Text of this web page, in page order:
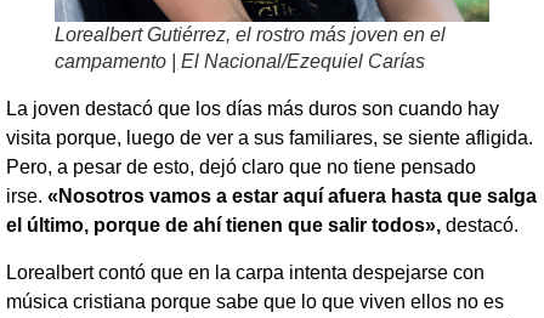
Lorealbert Gutiérrez, el rostro más joven en el
campamento | El Nacional/Ezequiel Carías
La joven destacó que los días más duros son cuando hay
visita porque, luego de ver a sus familiares, se siente afligida.
Pero, a pesar de esto, dejó claro que no tiene pensado
irse. «Nosotros vamos a estar aquí afuera hasta que salga
el último, porque de ahí tienen que salir todos», destacó.
Lorealbert contó que en la carpa intenta despejarse con
música cristiana porque sabe que lo que viven ellos no es